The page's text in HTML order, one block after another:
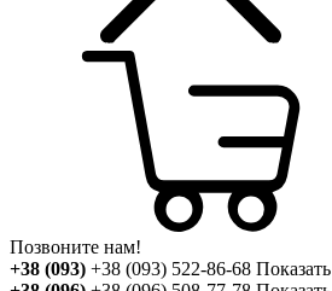
Позвоните нам!
+38 (093) +38 (093) 522-86-68 Показать